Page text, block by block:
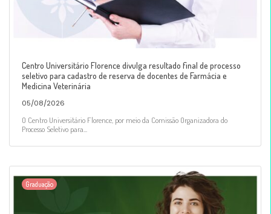
Centro Universitário Florence divulga resultado final de processo
seletivo para cadastro de reserva de docentes de Farmácia e
Medicina Veterinária
05/08/2026
O Centro Universitário Florence, por meio da Comissão Organizadora do
Processo Seletivo para...
Graduação